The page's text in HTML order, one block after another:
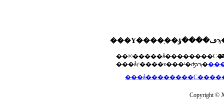
���Υ����֥��ڡ����ؤϡ��ޤ��ۡ���ڡ��������åץ����ɤ���Ƥ��ޤ���agua-
���åץ����ɤ���ˡ�ʤɤϡ�
Copyright ©